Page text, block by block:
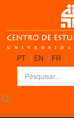
PT | EN | FR |